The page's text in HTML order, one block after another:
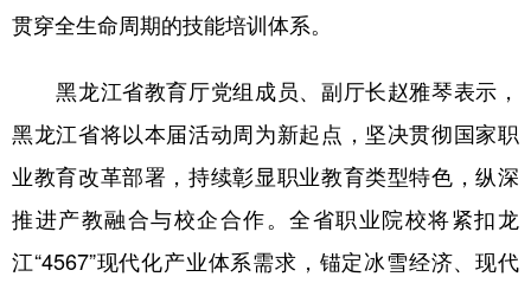
贯穿全生命周期的技能培训体系。
黑龙江省教育厅党组成员、副厅长赵雅琴表示，
黑龙江省将以本届活动周为新起点，坚决贯彻国家职
业教育改革部署，持续彰显职业教育类型特色，纵深
推进产教融合与校企合作。全省职业院校将紧扣龙
江“4567”现代化产业体系需求，锚定冰雪经济、现代